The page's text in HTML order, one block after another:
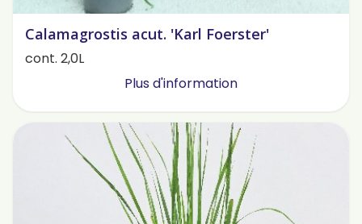
Calamagrostis acut. 'Karl Foerster'
cont. 2,0L
Plus d'information